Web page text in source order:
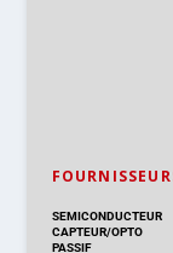
SEMICONDUCTEUR
CAPTEUR/OPTO
PASSIF